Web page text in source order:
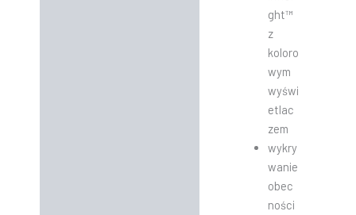
ght™
z
koloro
wym
wyświ
etlac
zem
wykry
wanie
obec
ności